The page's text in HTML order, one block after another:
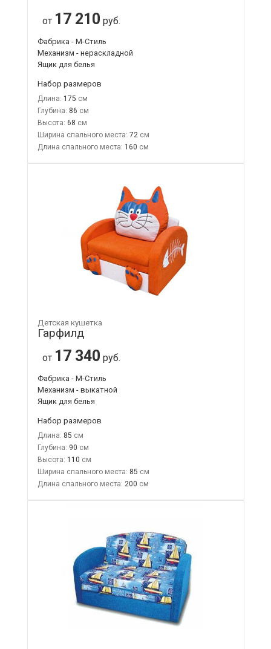
от 17 210 руб.
Фабрика - М-Стиль
Механизм - нераскладной
Ящик для белья
Набор размеров
Длина: 175
Глубина: 86
Высота: 68
Ширина спального места: 72
Длина спального места: 160
Детская кушетка
Гарфилд
от 17 340 руб.
Фабрика - М-Стиль
Механизм - выкатной
Ящик для белья
Набор размеров
Длина: 85
Глубина: 90
Высота: 110
Ширина спального места: 85
Длина спального места: 200